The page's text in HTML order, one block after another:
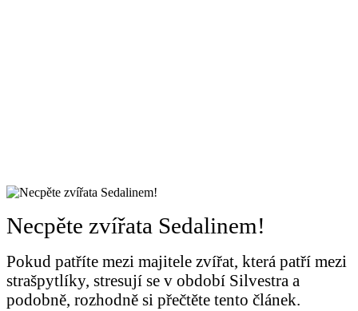
Necpěte zvířata Sedalinem!
Pokud patříte mezi majitele zvířat, která patří mezi
strašpytlíky, stresují se v období Silvestra a
podobně, rozhodně si přečtěte tento článek.